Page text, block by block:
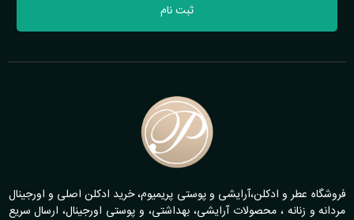
ثبت نام
فروشگاه عطر و ادکلن،آرایشی و پوستی پریمیوم، خرید ادکلن اصلی و اورجینال
مردانه و زنانه ، محصولات آرایشی، بهداشتی، و پوستی اورجینال، ارسال سریع